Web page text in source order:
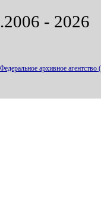
- 2026